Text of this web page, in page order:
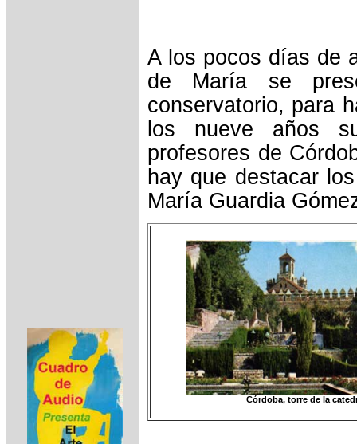
A los pocos días de
de María se
conservatorio, para
los nueve años
profesores de
hay que destacar
María Guardia
Córdoba, torre de la